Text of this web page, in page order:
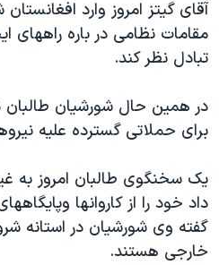
اسرائیل در جنگ
گالری عکس
ورزش زنان در ایران
اعتراضات زن، زندگی، آزادی
تریبونال مردمی آبان ۹۸
چهل سال گروگان‌گیری
قانون شفافیت دارائی کادر رهبری
اعتراضات مردمی آبان ۹۸
زبانهای مختلف
آقای گيتز امروز وارد
مقامات نظامی در باره راههای
تبادل نظر کند.
در همين حال شورشيان طالبان
برای حملاتی گسترده عليه
يک سخنگوی طالبان امروز به
داد خود را از کاروانها
گفته وی شورشيان در استانه
خارجی هستند.